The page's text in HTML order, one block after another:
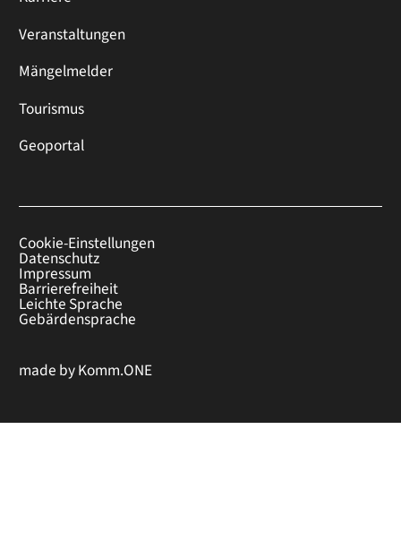
Veranstaltungen
Mängelmelder
Tourismus
Geoportal
Cookie-Einstellungen
Datenschutz
Impressum
Barrierefreiheit
Leichte Sprache
Gebärdensprache
made byKomm.ONE